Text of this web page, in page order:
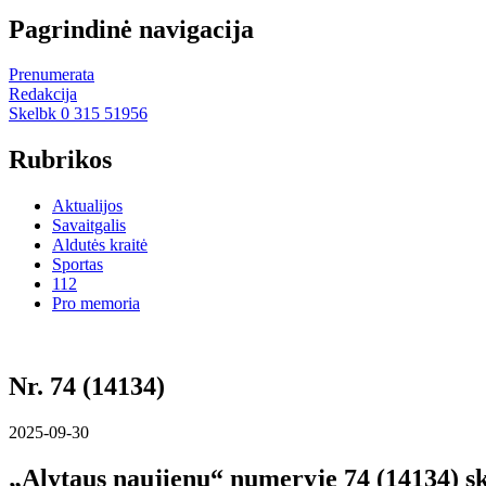
Pagrindinė navigacija
Prenumerata
Redakcija
Skelbk 0 315 51956
Rubrikos
Aktualijos
Savaitgalis
Aldutės kraitė
Sportas
112
Pro memoria
Nr. 74 (14134)
2025-09-30
„Alytaus naujienų“ numeryje 74 (14134)